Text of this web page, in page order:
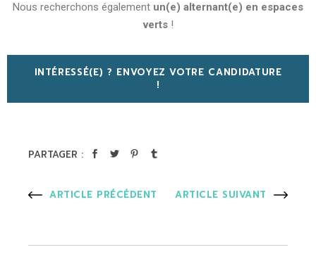
Nous recherchons également un(e) alternant(e) en espaces
verts!
INTÉRESSÉ(E) ? ENVOYEZ VOTRE CANDIDATURE
!
PARTAGER :
ARTICLE PRÉCÉDENT ARTICLE SUIVANT